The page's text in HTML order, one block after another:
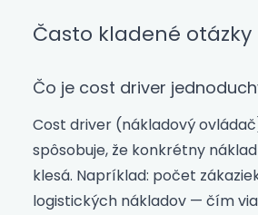
Často kladené otázky
Čo je cost driver
Cost driver (nákladový
spôsobuje, že konkrétny
klesá. Napríklad: počet
logistických nákladov — čím